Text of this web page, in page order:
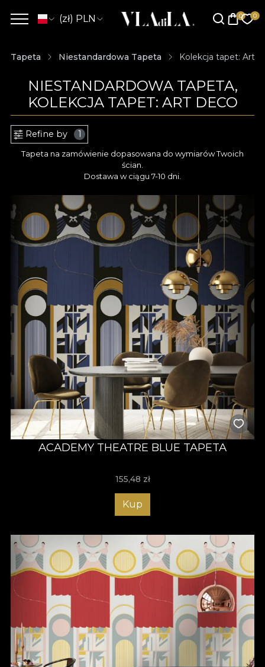
(zł) PLN
Tapeta Niestandardowa Tapeta Kolekcja tapet: Art
NIESTANDARDOWA TAPETA,
KOLEKCJA TAPET: ART DECO
Refine by 1
Tapeta na zamówienie dopasowana do wymiarów Twoich
ścian.
Dostawa w ciągu 7-10 dni.
ACADEMY THEATRE BLUE TAPETA
155,48 zł
Kup